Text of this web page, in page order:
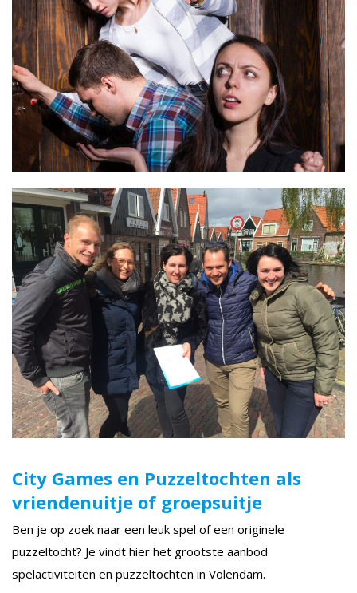
City Games en Puzzeltochten als
vriendenuitje of groepsuitje
Ben je op zoek naar een leuk spel of een originele
puzzeltocht? Je vindt hier het grootste aanbod
spelactiviteiten en puzzeltochten in Volendam.